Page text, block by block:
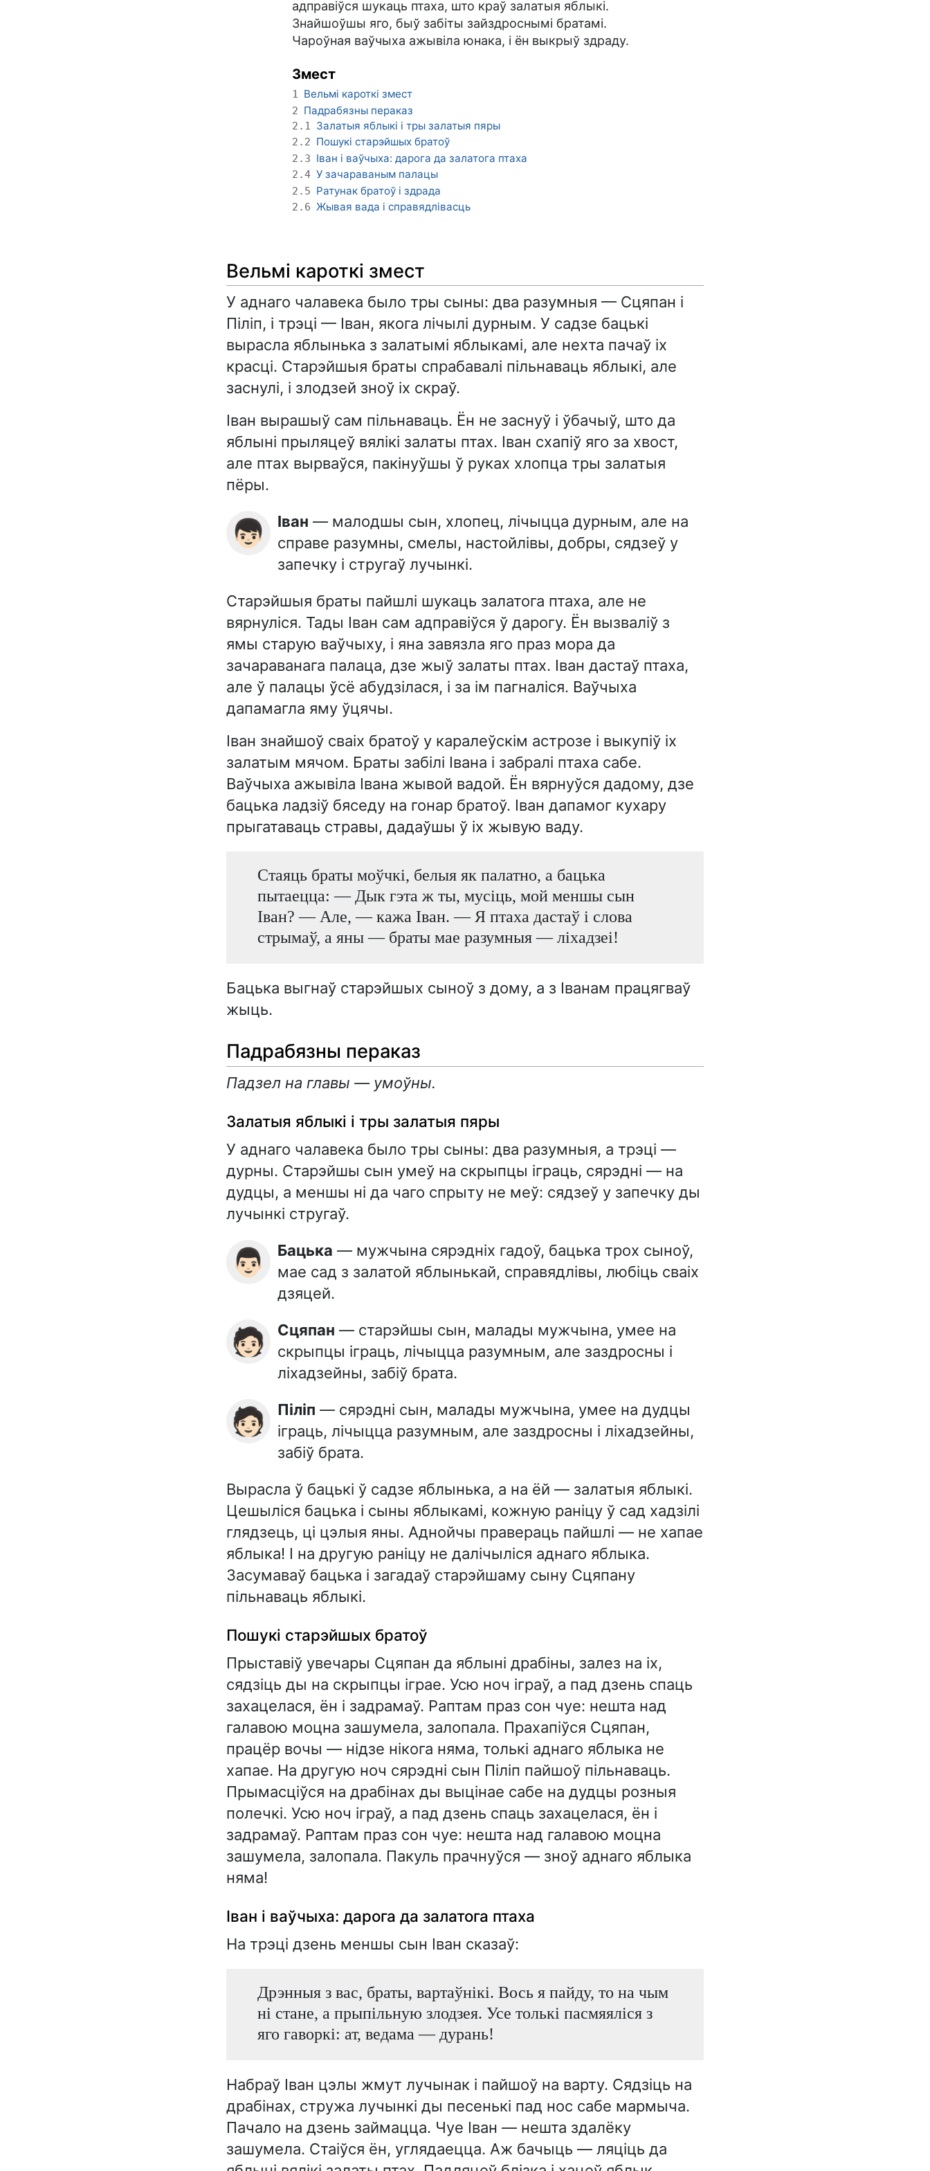
адправіўся шукаць птаха, што краў залатыя яблыкі.
Знайшоўшы яго, быў забіты зайздроснымі братамі.
Чароўная ваўчыха ажывіла юнака, і ён выкрыў здраду.
Змест
1 Вельмі кароткі змест
2 Падрабязны пераказ
2.1 Залатыя яблыкі і тры залатыя пяры
2.2 Пошукі старэйшых братоў
2.3 Іван і ваўчыха: дарога да залатога птаха
2.4 У зачараваным палацы
2.5 Ратунак братоў і здрада
2.6 Жывая вада і справядлівасць
Вельмі кароткі змест
У аднаго чалавека было тры сыны: два разумныя — Сцяпан і
Піліп, і трэці — Іван, якога лічылі дурным. У садзе бацькі
вырасла яблынька з залатымі яблыкамі, але нехта пачаў іх
красці. Старэйшыя браты спрабавалі пільнаваць яблыкі, але
заснулі, і злодзей зноў іх скраў.
Іван вырашыў сам пільнаваць. Ён не заснуў і ўбачыў, што да
яблыні прыляцеў вялікі залаты птах. Іван схапіў яго за хвост,
але птах вырваўся, пакінуўшы ў руках хлопца тры залатыя
пёры.
👦🏻 Іван — малодшы сын, хлопец, лічыцца дурным, але на
справе разумны, смелы, настойлівы, добры, сядзеў у
запечку і стругаў лучынкі.
Старэйшыя браты пайшлі шукаць залатога птаха, але не
вярнуліся. Тады Іван сам адправіўся ў дарогу. Ён вызваліў з
ямы старую ваўчыху, і яна завязла яго праз мора да
зачараванага палаца, дзе жыў залаты птах. Іван дастаў птаха,
але ў палацы ўсё абудзілася, і за ім пагналіся. Ваўчыха
дапамагла яму ўцячы.
Іван знайшоў сваіх братоў у каралеўскім астрозе і выкупіў іх
залатым мячом. Браты забілі Івана і забралі птаха сабе.
Ваўчыха ажывіла Івана жывой вадой. Ён вярнуўся дадому, дзе
бацька ладзіў бяседу на гонар братоў. Іван дапамог кухару
прыгатаваць стравы, дадаўшы ў іх жывую ваду.
Стаяць браты моўчкі, белыя як палатно, а бацька
пытаецца: — Дык гэта ж ты, мусіць, мой меншы сын
Іван? — Але, — кажа Іван. — Я птаха дастаў і слова
стрымаў, а яны — браты мае разумныя — ліхадзеі!
Бацька выгнаў старэйшых сыноў з дому, а з Іванам працягваў
жыць.
Падрабязны пераказ
Падзел на главы — умоўны.
Залатыя яблыкі і тры залатыя пяры
У аднаго чалавека было тры сыны: два разумныя, а трэці —
дурны. Старэйшы сын умеў на скрыпцы іграць, сярэдні — на
дудцы, а меншы ні да чаго спрыту не меў: сядзеў у запечку ды
лучынкі стругаў.
👨🏻 Бацька — мужчына сярэдніх гадоў, бацька трох сыноў,
мае сад з залатой яблынькай, справядлівы, любіць сваіх
дзяцей.
🧑🏻 Сцяпан — старэйшы сын, малады мужчына, умее на
скрыпцы іграць, лічыцца разумным, але заздросны і
ліхадзейны, забіў брата.
🧑🏻 Піліп — сярэдні сын, малады мужчына, умее на дудцы
іграць, лічыцца разумным, але заздросны і ліхадзейны,
забіў брата.
Вырасла ў бацькі ў садзе яблынька, а на ёй — залатыя яблыкі.
Цешыліся бацька і сыны яблыкамі, кожную раніцу ў сад хадзілі
глядзець, ці цэлыя яны. Аднойчы правераць пайшлі — не хапае
яблыка! І на другую раніцу не далічыліся аднаго яблыка.
Засумаваў бацька і загадаў старэйшаму сыну Сцяпану
пільнаваць яблыкі.
Пошукі старэйшых братоў
Прыставіў увечары Сцяпан да яблыні драбіны, залез на іх,
сядзіць ды на скрыпцы іграе. Усю ноч іграў, а пад дзень спаць
захацелася, ён і задрамаў. Раптам праз сон чуе: нешта над
галавою моцна зашумела, залопала. Прахапіўся Сцяпан,
працёр вочы — нідзе нікога няма, толькі аднаго яблыка не
хапае. На другую ноч сярэдні сын Піліп пайшоў пільнаваць.
Прымасціўся на драбінах ды выцінае сабе на дудцы розныя
полечкі. Усю ноч іграў, а пад дзень спаць захацелася, ён і
задрамаў. Раптам праз сон чуе: нешта над галавою моцна
зашумела, залопала. Пакуль прачнуўся — зноў аднаго яблыка
няма!
Іван і ваўчыха: дарога да залатога птаха
На трэці дзень меншы сын Іван сказаў:
Дрэнныя з вас, браты, вартаўнікі. Вось я пайду, то на чым
ні стане, а прыпільную злодзея. Усе толькі пасмяяліся з
яго гаворкі: ат, ведама — дурань!
Набраў Іван цэлы жмут лучынак і пайшоў на варту. Сядзіць на
драбінах, стружа лучынкі ды песенькі пад нос сабе мармыча.
Пачало на дзень займацца. Чуе Іван — нешта здалёку
зашумела. Стаіўся ён, углядаецца. Аж бачыць — ляціць да